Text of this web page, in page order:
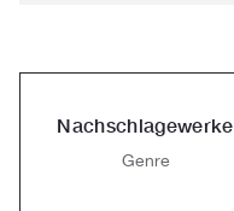
Nachschlagewerke
Genre